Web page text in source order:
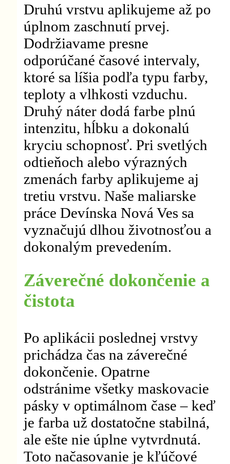
Druhú vrstvu aplikujeme až po
úplnom zaschnutí prvej.
Dodržiavame presne
odporúčané časové intervaly,
ktoré sa líšia podľa typu farby,
teploty a vlhkosti vzduchu.
Druhý náter dodá farbe plnú
intenzitu, hĺbku a dokonalú
kryciu schopnosť. Pri svetlých
odtieňoch alebo výrazných
zmenách farby aplikujeme aj
tretiu vrstvu. Naše maliarske
práce Devínska Nová Ves sa
vyznačujú dlhou životnosťou a
dokonalým prevedením.
Záverečné dokončenie a
čistota
Po aplikácii poslednej vrstvy
prichádza čas na záverečné
dokončenie. Opatrne
odstránime všetky maskovacie
pásky v optimálnom čase – keď
je farba už dostatočne stabilná,
ale ešte nie úplne vytvrdnutá.
Toto načasovanie je kľúčové